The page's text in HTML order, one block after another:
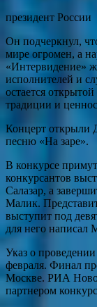
президент России
Он подчеркнул,
мире огромен, а
«Интервидение»
исполнителей и
остается
традиции и
Концерт открыли
песню «На заре».
В конкурсе
конкурсантов
Салазар, а
Малик.
выступит под
для него написал
Указ о
февраля. Финал
Москве. РИА
партнером